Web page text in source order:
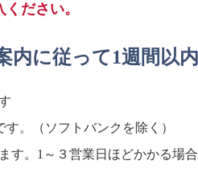
ださい。
に従って1週間以
。（ソフトバンクを除く）
す。1～３営業日ほどかかる場